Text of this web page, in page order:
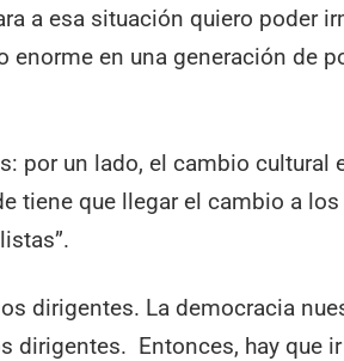
a esa situación quiero poder
enorme en una generación de
por un lado, el cambio cultural
tiene que llegar el cambio a
dirigentes. La democracia
dirigentes. Entonces, hay que